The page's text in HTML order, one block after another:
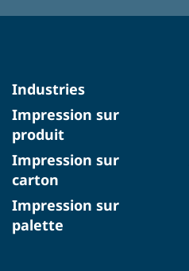
Industries
Impression sur
produit
Impression sur
carton
Impression sur
palette